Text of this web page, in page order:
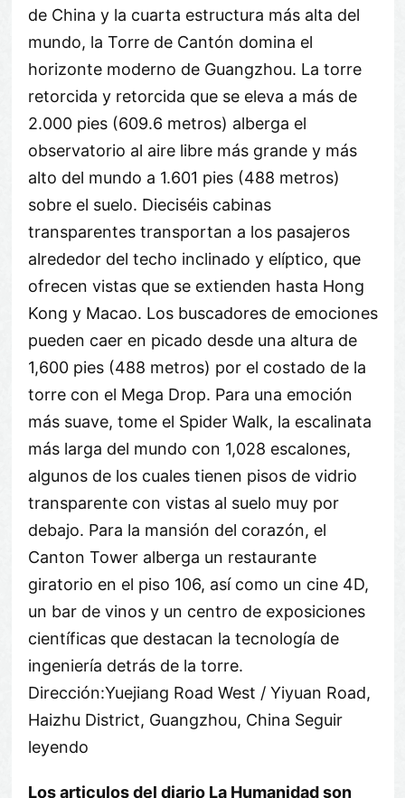
de China y la cuarta estructura más alta del
mundo, la Torre de Cantón domina el
horizonte moderno de Guangzhou. La torre
retorcida y retorcida que se eleva a más de
2.000 pies (609.6 metros) alberga el
observatorio al aire libre más grande y más
alto del mundo a 1.601 pies (488 metros)
sobre el suelo. Dieciséis cabinas
transparentes transportan a los pasajeros
alrededor del techo inclinado y elíptico, que
ofrecen vistas que se extienden hasta Hong
Kong y Macao. Los buscadores de emociones
pueden caer en picado desde una altura de
1,600 pies (488 metros) por el costado de la
torre con el Mega Drop. Para una emoción
más suave, tome el Spider Walk, la escalinata
más larga del mundo con 1,028 escalones,
algunos de los cuales tienen pisos de vidrio
transparente con vistas al suelo muy por
debajo. Para la mansión del corazón, el
Canton Tower alberga un restaurante
giratorio en el piso 106, así como un cine 4D,
un bar de vinos y un centro de exposiciones
científicas que destacan la tecnología de
ingeniería detrás de la torre.
Dirección:Yuejiang Road West / Yiyuan Road,
Haizhu District, Guangzhou, China Seguir
leyendo
Los articulos del diario La Humanidad son